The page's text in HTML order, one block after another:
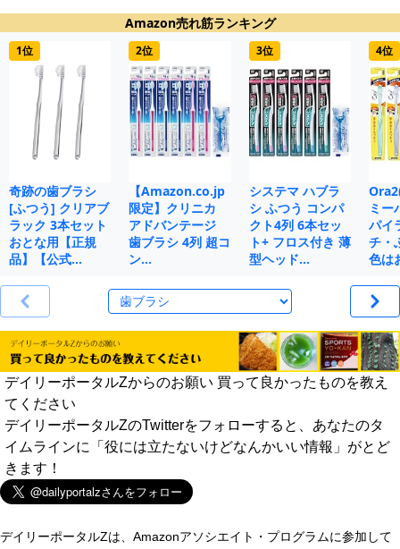
Amazon売れ筋ランキング
1位
奇跡の歯ブラシ
[ふつう] クリアブ
ラック 3本セット
おとな用【正規
品】【公式…
2位
【Amazon.co.jp
限定】クリニカ
アドバンテージ
歯ブラシ 4列 超コ
ン…
3位
システマ ハブラ
シ ふつう コンパ
クト4列 6本セッ
ト+ フロス付き 薄
型ヘッド…
4位
ミー
パイ
チ・
色は
デイリーポータルZからのお願い 買って良かったものを教え
てください
デイリーポータルZのTwitterをフォローすると、あなたのタ
イムラインに「役には立たないけどなんかいい情報」がとど
きます！
デイリーポータルZは、Amazonアソシエイト・プログラムに参加して